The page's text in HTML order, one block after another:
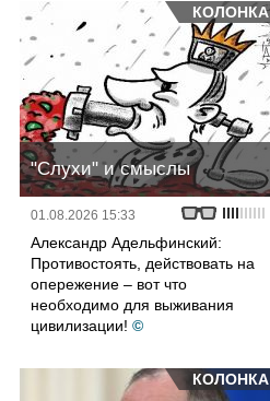
КОЛОНКА
"Слухи" и смыслы
01.08.2026 15:33
Александр Адельфинский:
Противостоять, действовать на
опережение – вот что
необходимо для выживания
цивилизации! ©
КОЛОНКА